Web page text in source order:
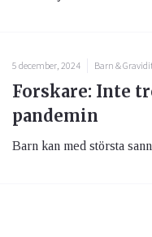
5 december, 2024 Barn &
Forskare: Inte
pandemin
Barn kan med största